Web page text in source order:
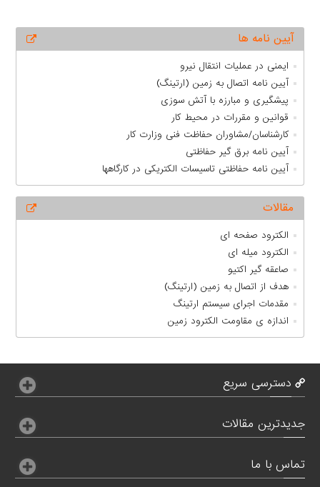
آیین نامه ها
ایمنی در عملیات انتقال نیرو
آیین ­نامه اتصال به زمین (ارتینگ)
پیشگیری و مبارزه با آتش­ سوزی
قوانین و مقررات در محیط کار
کارشناسان/مشاوران حفاظت فنی وزارت کار
آیین نامه برق گیر حفاظتی
آیین نامه حفاظتی تاسیسات الکتریکی در کارگاهها
مقالات
الکترود صفحه ای
الکترود میله ای
صاعقه گیر اکتیو
هدف از اتصال به زمين (ارتينگ)
مقدمات اجرای سیستم ارتینگ
اندازه ی مقاومت الکترود زمین
دسترسی سریع
جدیدترین مقالات
تماس با ما